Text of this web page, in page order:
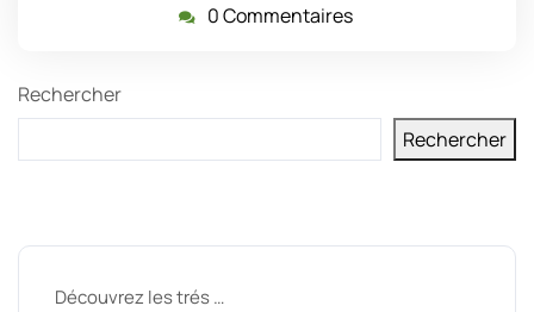
0 Commentaires
Rechercher
Rechercher
Découvrez les trés …